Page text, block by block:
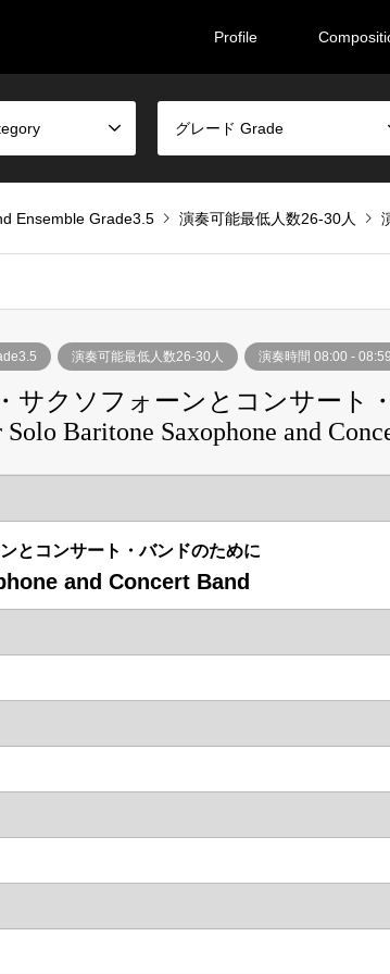
Profile
グレード Grade
Ensemble Grade3.5 演奏可能最低人数26-30人
演奏可能最低人数26-30人 演奏時間 08:00 - 08:59
サクソフォーンとコンサート
Baritone Saxophone and
とコンサート・バンドのために
and Concert Band